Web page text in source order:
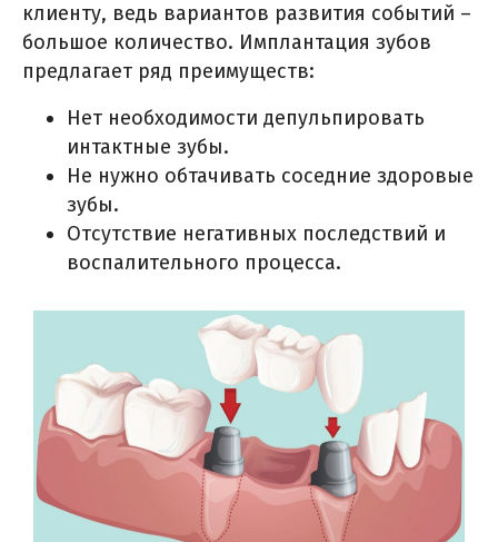
клиенту, ведь вариантов развития событий –
большое количество. Имплантация зубов
предлагает ряд преимуществ:
Нет необходимости депульпировать
интактные зубы.
Не нужно обтачивать соседние здоровые
зубы.
Отсутствие негативных последствий и
воспалительного процесса.